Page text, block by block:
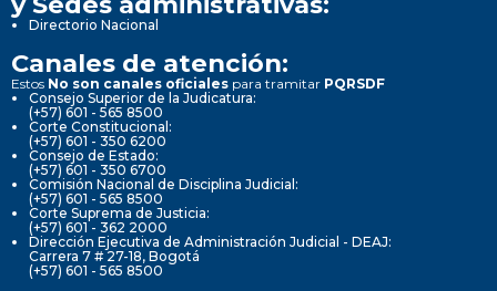
Directorio Nacional
Canales de atención:
Estos No son canales oficiales para tramitar PQRSDF
Consejo Superior de la Judicatura:
(+57) 601 - 565 8500
Corte Constitucional:
(+57) 601 - 350 6200
Consejo de Estado:
(+57) 601 - 350 6700
Comisión Nacional de Disciplina Judicial:
(+57) 601 - 565 8500
Corte Suprema de Justicia:
(+57) 601 - 362 2000
Dirección Ejecutiva de Administración Judicial - DEAJ:
Carrera 7 # 27-18, Bogotá
(+57) 601 - 565 8500